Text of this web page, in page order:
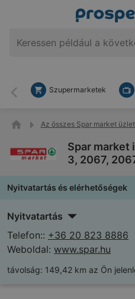
Vissza
Szupermarketek
Az összes Spar market
Spar market
3, 2067,
Nyitvatartás és elérhetőségek
Nyitvatartás
Telefon:: +36 20 823 8886
Weboldal: www.spar.hu
távolság: 149,42 km az Ön